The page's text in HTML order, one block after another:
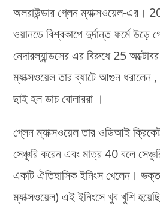
অলরাউন্ডার গ্লেন ম্যাক্সওয়েল-এর।
ওয়ানডে বিশ্বকাপে দুর্দান্ত ফর্মে
নেদারল্যান্ডসের এর বিরুধে 25
ম্যাক্সওয়েল তার ব্যাটে আগুন
ছাই হল ডাচ বোলাররা ।
গ্লেন ম্যাক্সওয়েল তার ওডিআই
সেঞ্চুরি করেন এবং মাত্র 40 বলে
একটি ঐতিহাসিক ইনিংস খেলেন।
ম্যাক্সওয়েল) এই ইনিংসে খুব খুশি